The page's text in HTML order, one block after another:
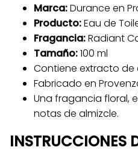
Marca:Durance en
Producto:Eau de
Fragancia:Radiant
Tamaño:100 ml
Contiene extracto de
Fabricado en
Una fragancia floral,
notas de almizcle.
INSTRUCCIONES